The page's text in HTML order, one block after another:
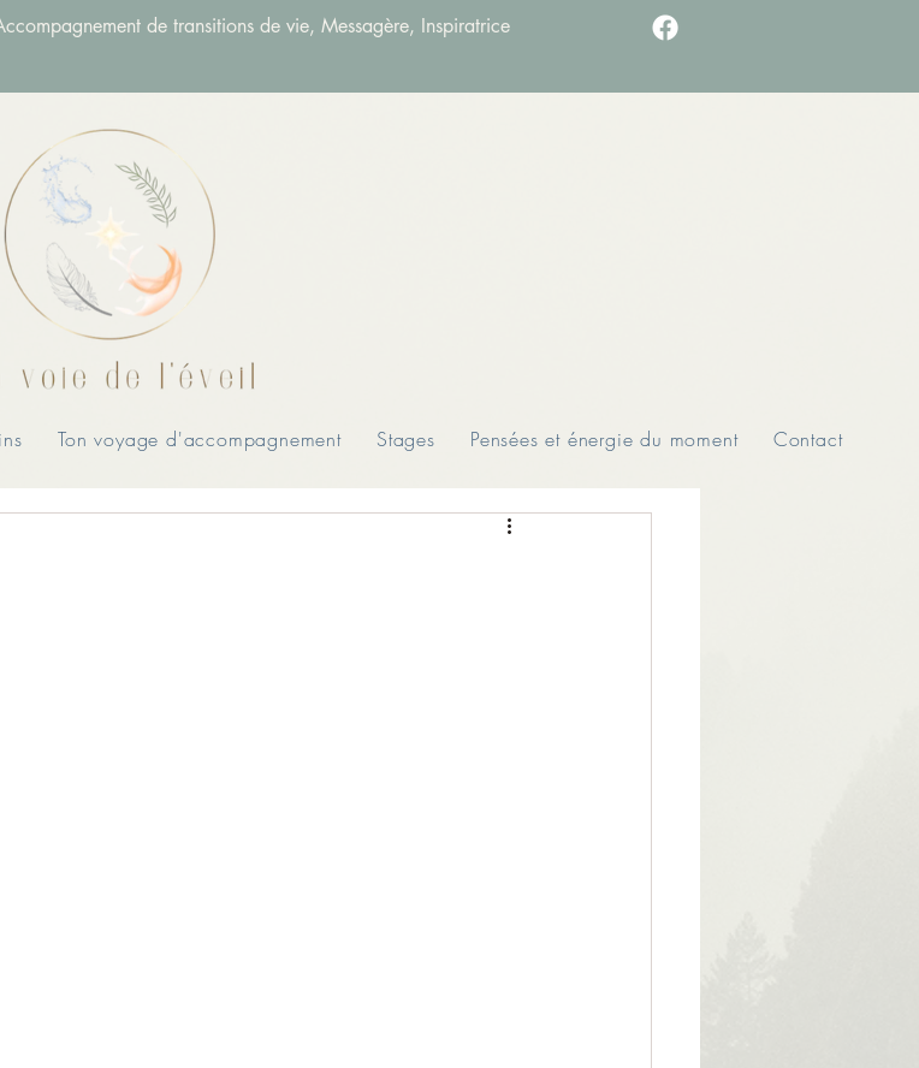
de transitions de vie, Messagère, Inspiratrice
Ton voyage d'accompagnement Stages Pensées et énergie du moment Contact